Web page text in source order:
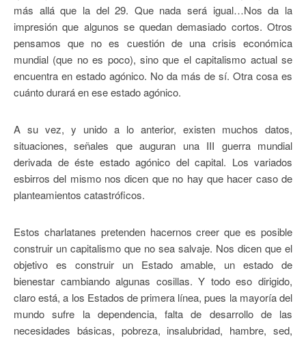
más allá que la del 29. Que nada será igual…Nos da la
impresión que algunos se quedan demasiado cortos. Otros
pensamos que no es cuestión de una crisis económica
mundial (que no es poco), sino que el capitalismo actual se
encuentra en estado agónico. No da más de sí. Otra cosa es
cuánto durará en ese estado agónico.
A su vez, y unido a lo anterior, existen muchos datos,
situaciones, señales que auguran una III guerra mundial
derivada de éste estado agónico del capital. Los variados
esbirros del mismo nos dicen que no hay que hacer caso de
planteamientos catastróficos.
Estos charlatanes pretenden hacernos creer que es posible
construir un capitalismo que no sea salvaje. Nos dicen que el
objetivo es construir un Estado amable, un estado de
bienestar cambiando algunas cosillas. Y todo eso dirigido,
claro está, a los Estados de primera línea, pues la mayoría del
mundo sufre la dependencia, falta de desarrollo de las
necesidades básicas, pobreza, insalubridad, hambre, sed,